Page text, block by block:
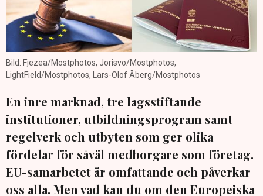
Bild: Fjezea/Mostphotos, Jorisvo/Mostphotos,
LightField/Mostphotos, Lars-Olof Åberg/Mostphotos
En inre marknad, tre lagsstiftande
institutioner, utbildningsprogram samt
regelverk och utbyten som ger olika
fördelar för såväl medborgare som företag.
EU-samarbetet är omfattande och påverkar
oss alla. Men vad kan du om den Europeiska